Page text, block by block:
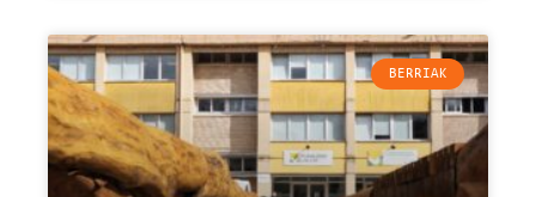
BERRIAK